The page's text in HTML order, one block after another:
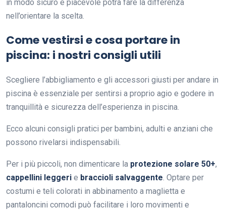
in modo sicuro e piacevole potrà fare la differenza
nell’orientare la scelta.
Come vestirsi e cosa portare in
piscina: i nostri consigli utili
Scegliere l’abbigliamento e gli accessori giusti per andare in
piscina è essenziale per sentirsi a proprio agio e godere in
tranquillità e sicurezza dell’esperienza in piscina.
Ecco alcuni consigli pratici per bambini, adulti e anziani che
possono rivelarsi indispensabili.
Per i più piccoli, non dimenticare la protezione solare 50+,
cappellini leggeri e braccioli salvaggente . Optare per
costumi e teli colorati in abbinamento a maglietta e
pantaloncini comodi può facilitare i loro movimenti e